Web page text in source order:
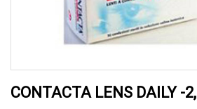
CONTACTA LENS DAILY -